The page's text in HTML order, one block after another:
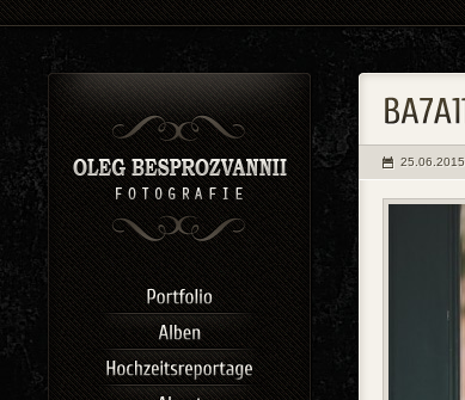
25.06.2015